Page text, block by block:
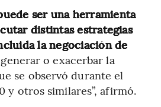
ser una herramienta
distintas estrategias
la negociación de
o exacerbar la
se observó durante el
y otros similares”, afirmó.